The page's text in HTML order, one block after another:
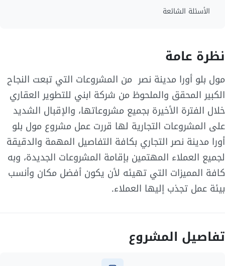
نظرة عامة
مول بلو أورا مدينة نصر من المشروعات التي تبعت النجاح
الكبير المحقق والملحوظ من شركة ابني للتطوير العقاري
خلال الفترة الأخيرة بجميع مشروعاتها، والإقبال الشديد
على المشروعات التجارية لها قررت عمل مشروع مول بلو
أورا مدينة نصر التجاري بكافة التفاصيل المهمة والدقيقة
لجميع العملاء المهتمين بإقامة المشروعات الجديدة، وبه
كافة المميزات التي تهيئه لأن يكون أفضل مكان وأنسب
بيئة عمل تجذب إليها العملاء.
تفاصيل المشروع
الأسئلة الشائعة